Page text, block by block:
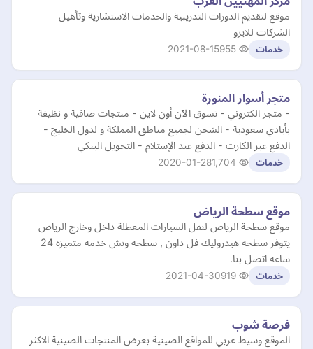
موقع لتقديم الدورات التدريبية والخدمات الاستشارية وتأهيل
الشركات للايزو
خدمات 2021-08-15
متجر أسوار المنورة
- متجر الكتروني - تسوق الآن أون لاين - منتجات صافية و نظيفة
بأيادي سعودية - الشحن لجميع مناطق المملكة و لدول الخليج -
الدفع عبر الكارت - الدفع عند الإستلام - التحويل البنكي
خدمات 2020-01-28
موقع سطحة الرياض
موقع سطحة الرياض لنقل السيارات المعطلة داخل وخارج الرياض
يتوفر سطحه هيدروليك فل داون , سطحه ونش خدمه متميزه 24
ساعه اتصل بنا.
خدمات 2021-04-30
فرصة شوب
الموقع وسيط عربي للمواقع الصينية بعرض المنتجات الصينية الاكثر